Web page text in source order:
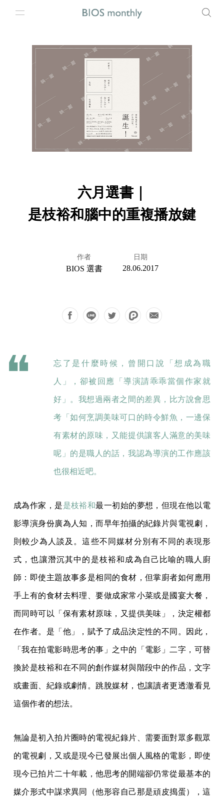
六月選書｜
是枝裕和腦中的重複播放鍵
作者
BIOS 選書
日期
28.06.2017
忘了是什麼時候，曾開口說「想成為職
人」，卻被回應「導演請乖乖當個作家就
好」。我想過兩者之間的差異，比方說會思
考「如何烹調美味可口的時令鮮魚，一邊保
有素材的原味，又能提供讓客人滿意的美味
呢」的是職人的話，我認為導演的工作應該
也很相近吧。
成為作家，是是枝裕和最一初始的夢想，但現在他以電
影導演身份廣為人知，而早年拍攝的紀錄片與電視劇，
則較少為人談及。這些不同媒材分別有不同的表現形
式，也讓潛沉其中的是枝裕和成為自己比喻的職人廚
師：即使主題故事多是相同的食材，但掌廚者如何應用
手上有的食材去料理、要做成家常小菜或是國宴大餐，
而同時可以「保有素材原味，又提供美味」，決定權都
在作者。是「他」，賦予了成品決定性的不同。因此，
「我在拍電影時思考的事」之中的「電影」二字，可替
換於是枝裕和在不同的創作媒材與階段中的作品，文字
或畫面、紀錄或劇情。跳脫媒材，也讓讀者更透澈看見
這個作者的想法。
無論是初入拍片圈時的電視紀錄片、需要面對眾多觀眾
的電視劇，又或是現今已發展出個人風格的電影，即使
現今已拍片二十年載，他思考的開端卻仍常從最基本的
媒介形式中謀求異同（他形容自己那是頑皮搗蛋），這